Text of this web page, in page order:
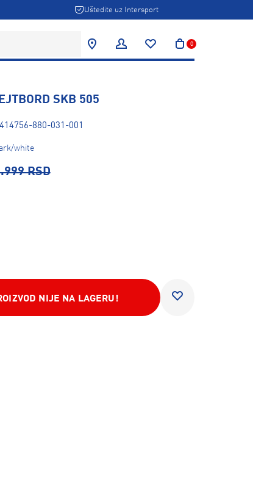
Uštedite uz Intersport
0
SKB 505
880-031-001
white
RSD
NIJE NA LAGERU!